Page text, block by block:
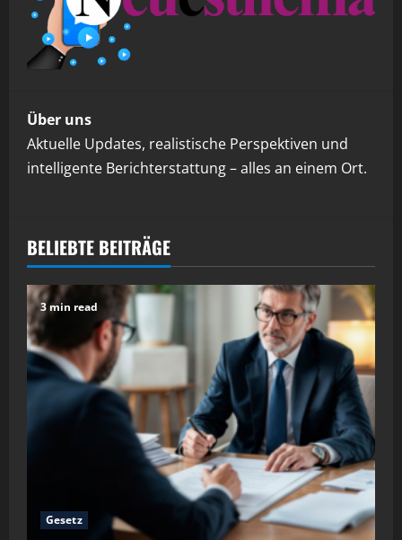
Über uns
Aktuelle Updates, realistische Perspektiven und
intelligente Berichterstattung – alles an einem Ort.
BELIEBTE BEITRÄGE
3 min read
Gesetz